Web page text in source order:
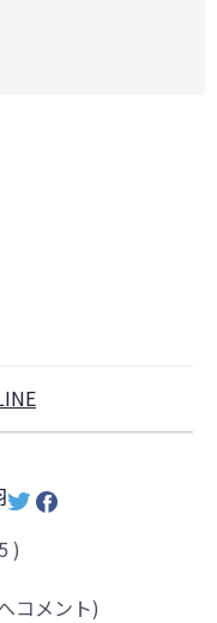
)
コメント)